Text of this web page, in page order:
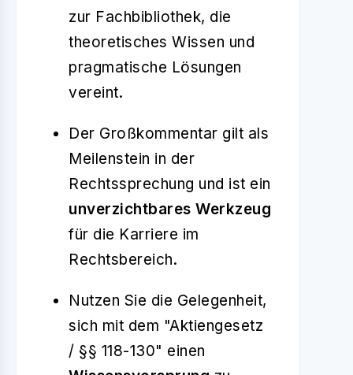
zur Fachbibliothek, die
theoretisches Wissen und
pragmatische Lösungen
vereint.
Der Großkommentar gilt als
Meilenstein in der
Rechtssprechung und ist ein
unverzichtbares Werkzeug
für die Karriere im
Rechtsbereich.
Nutzen Sie die Gelegenheit,
sich mit dem "Aktiengesetz
/ §§ 118-130" einen